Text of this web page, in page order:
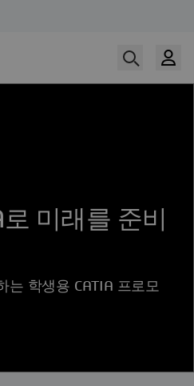
미래를 준비
는 학생용 CATIA 프로모